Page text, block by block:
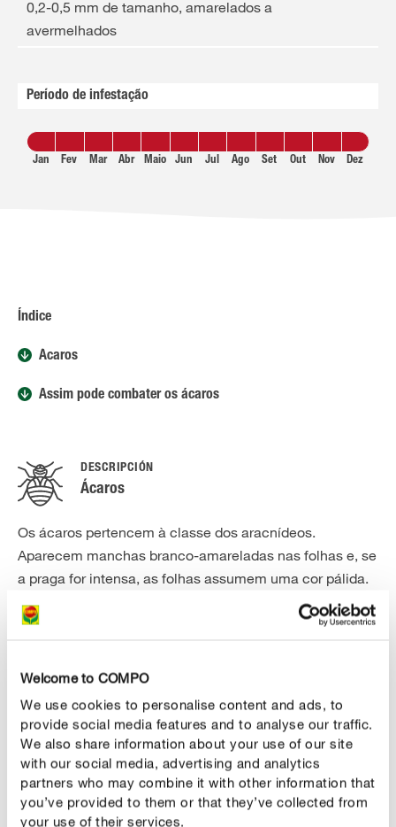
Welcome to COMPO
We use cookies to personalise content and ads, to
provide social media features and to analyse our traffic.
We also share information about your use of our site
with our social media, advertising and analytics
partners who may combine it with other information that
you’ve provided to them or that they’ve collected from
your use of their services.
0,2-0,5 mm de tamanho, amarelados a
avermelhados
Período de infestação
Jan Fev Mar Abr Maio Jun Jul Ago Set Out Nov Dez
Índice
Ácaros
Assim pode combater os ácaros
DESCRIPCIÓN
Ácaros
Os ácaros pertencem à classe dos aracnídeos.
Aparecem manchas branco-amareladas nas folhas e, se
a praga for intensa, as folhas assumem uma cor pálida.
De início, poderá encontrar casulos finos nas bainhas
das folhas, mas mais tarde, se a praga for intensa, estes
rebentos inteiros. Os ácaros medem entre 0,2 e 0,5 mm,
a olho nu. Eles costumam ficar no lado inferior das
folhas. Eles retiram nutrientes à planta e enfraquecem-
na com a sua atividade sugadora. Em consequência
disso, as folhas secam e acabam por cair mais tarde. Os
ácaros atacam sobretudo as roseiras nos anos secos e